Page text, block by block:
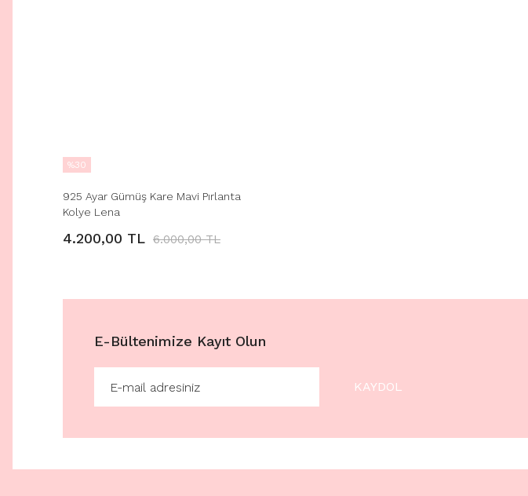
%30
925 Ayar Gümüş Kare Mavi Pırlanta
Kolye Lena
4.200,00 TL 6.000,00 TL
E-Bültenimize Kayıt Olun
KAYDOL